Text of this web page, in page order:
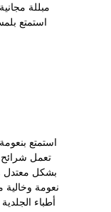
مبللة
استمتع
بشكل معتدل
نعومة